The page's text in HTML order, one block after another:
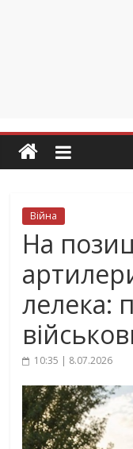
Війна
На
лелека:
10:35 | 8.07.2026